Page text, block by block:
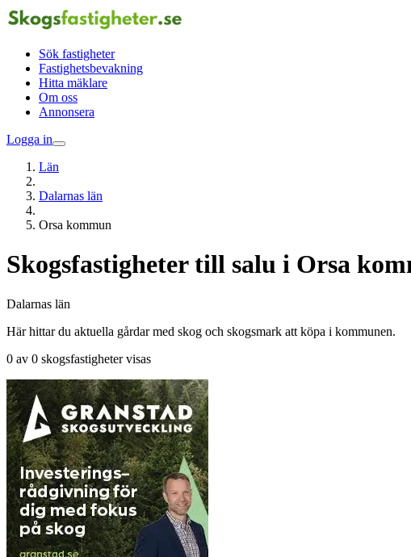
Sök fastigheter
Fastighetsbevakning
Hitta mäklare
Om oss
Annonsera
Logga in
Län
Dalarnas län
Orsa kommun
Skogsfastigheter till salu i Orsa
Dalarnas län
Här hittar du aktuella gårdar med skog och skogsmark att köpa i kommunen.
0 av 0 skogsfastigheter visas